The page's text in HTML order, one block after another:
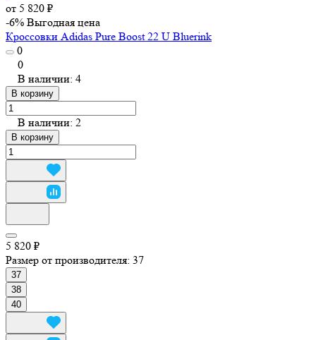
от 5 820 ₽
-6% Выгодная цена
Кроссовки Adidas Pure Boost 22 U Bluerink
0
0
В наличии: 4
В корзину
В наличии: 2
В корзину
5 820 ₽
Размер от производителя: 37
37
38
40